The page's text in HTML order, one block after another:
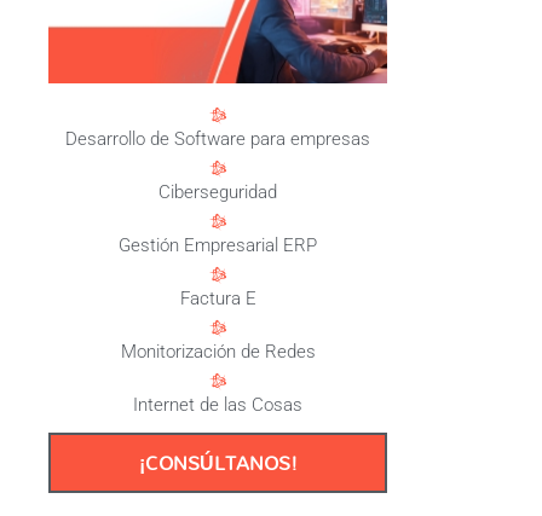
Desarrollo de Software para empresas
Ciberseguridad
Gestión Empresarial ERP
Factura E
Monitorización de Redes
Internet de las Cosas
¡CONSÚLTANOS!